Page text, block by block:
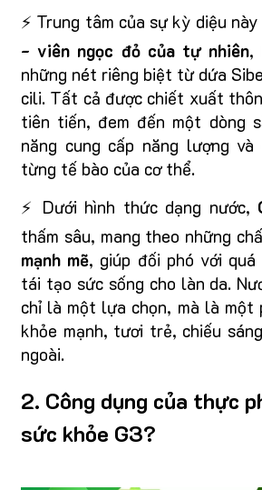
⚡ Trung tâm của sự kỳ diệu
- viên ngọc đỏ của tự nhiên,
những nét riêng biệt từ dứa
cili. Tất cả được chiết xuất
tiên tiến, đem đến một dòng
năng cung cấp năng lượng
từng tế bào của cơ thể.
⚡ Dưới hình thức dạng nước,
thấm sâu, mang theo những
mạnh mẽ, giúp đối phó với
tái tạo sức sống cho làn da.
chỉ là một lựa chọn, mà là một
khỏe mạnh, tươi trẻ, chiếu
ngoài.
2. Công dụng của thực
sức khỏe G3?